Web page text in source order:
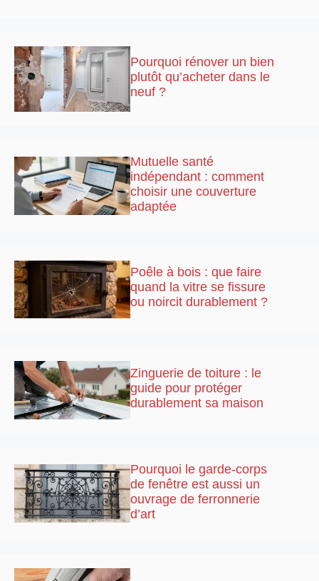
Pourquoi rénover un bien
plutôt qu’acheter dans le
neuf ?
Mutuelle santé
indépendant : comment
choisir une couverture
adaptée
Poêle à bois : que faire
quand la vitre se fissure
ou noircit durablement ?
Zinguerie de toiture : le
guide pour protéger
durablement sa maison
Pourquoi le garde-corps
de fenêtre est aussi un
ouvrage de ferronnerie
d’art